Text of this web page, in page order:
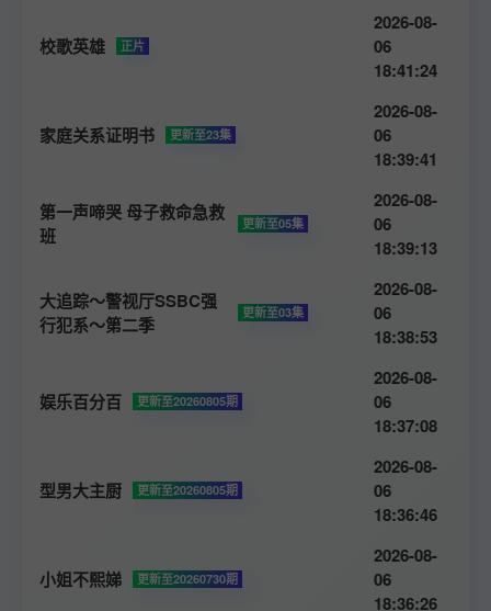
校歌英雄 正片
2026-08-
06
18:41:24
家庭关系证明书 更新至23集
2026-08-
06
18:39:41
第一声啼哭 母子救命急救
班
更新至05集
2026-08-
06
18:39:13
大追踪〜警视厅SSBC强
行犯系〜第二季
更新至03集
2026-08-
06
18:38:53
娱乐百分百 更新至20260805期
2026-08-
06
18:37:08
型男大主厨 更新至20260805期
2026-08-
06
18:36:46
小姐不熙娣 更新至20260730期
2026-08-
06
18:36:26